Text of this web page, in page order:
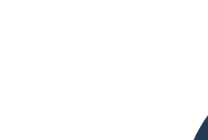
PREDVAJANJE